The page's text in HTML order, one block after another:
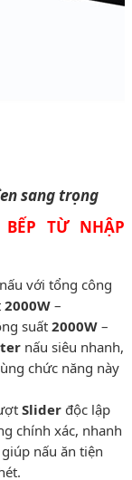
sang trọng
TỪ NHẬP
với tổng công
2000W –
suất2000W –
nấu siêu nhanh,
chức năng này
Slider độc lập
chính xác, nhanh
nấu ăn tiện